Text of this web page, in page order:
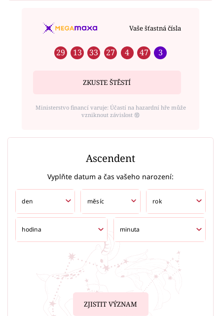
Vaše šťastná čísla
29 13 33 27 4 47 3
ZKUSTE ŠTĚSTÍ
Ministerstvo financí varuje: Účastí na hazardní hře může
vzniknout závislost ⑱
Ascendent
Vyplňte datum a čas vašeho narození:
ZJISTIT VÝZNAM